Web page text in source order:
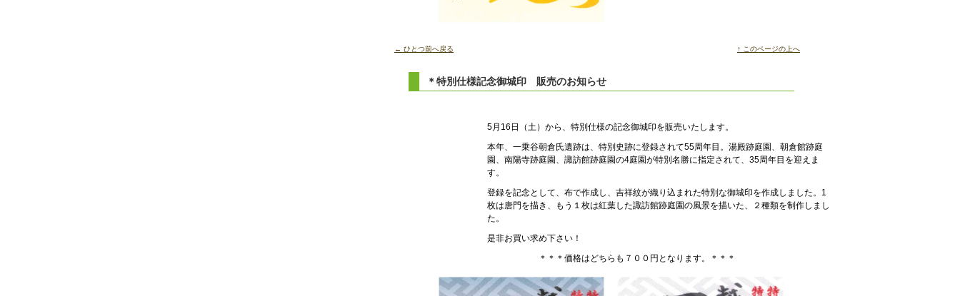
← ひとつ前へ戻る ↑ このページの上へ
＊特別仕様記念御城印 販売のお知らせ
5月16日（土）から、特別仕様の記念御城印を販売いたします。
本年、一乗谷朝倉氏遺跡は、特別史跡に登録されて55周年目。湯殿跡庭園、朝倉館跡庭
園、南陽寺跡庭園、諏訪館跡庭園の4庭園が特別名勝に指定されて、35周年目を迎えま
す。
登録を記念として、布で作成し、吉祥紋が織り込まれた特別な御城印を作成しました。1
枚は唐門を描き、もう１枚は紅葉した諏訪館跡庭園の風景を描いた、２種類を制作しまし
た。
是非お買い求め下さい！
＊＊＊価格はどちらも７００円となります。＊＊＊